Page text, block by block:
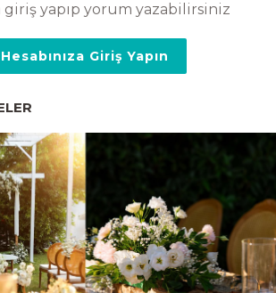
giriş yapıp yorum yazabilirsiniz
Hesabınıza Giriş Yapın